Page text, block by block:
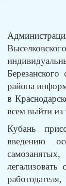
Березанского
района
в
всем выйти из
Кубань
введению